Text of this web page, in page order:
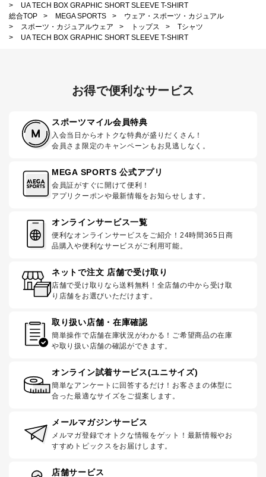
>
UA TECH BOX GRAPHIC SHORT SLEEVE T-SHIRT
総合TOP
> MEGA SPORTS >
ウェア・スポーツ・カジュアル
>
スポーツ・カジュアルウェア > トップス >
Tシャツ
>
UA TECH BOX GRAPHIC SHORT SLEEVE T-SHIRT
お得で便利なサービス
スポーツマイル会員特典
入会当日からオトクな特典が盛りだくさん！
会員さま限定のキャンペーンもお見逃しなく。
MEGA SPORTS 公式アプリ
会員証がすぐに開けて便利！
アプリクーポンや最新情報をお知らせします。
オンラインサービス一覧
便利なオンラインサービスをご紹介！24時間365日商
品購入や便利なサービスがご利用可能。
ネットで注文 店舗で受け取り
店舗で受け取りなら送料無料！全店舗の中から受け取
り店舗をお選びいただけます。
取り扱い店舗・在庫確認
簡単操作で店舗在庫状況がわかる！ご希望商品の在庫
や取り扱い店舗の確認ができます。
オンライン試着サービス(ユニサイズ)
簡単なアンケートに回答するだけ！お客さまの体型に
合った最適なサイズをご提案します。
メールマガジンサービス
メルマガ登録でオトクな情報をゲット！最新情報やお
すすめトピックスをお届けします。
店舗サービス